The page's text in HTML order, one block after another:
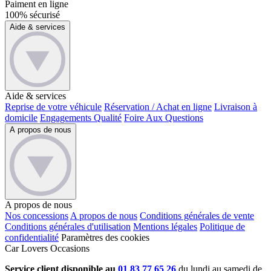
Paiment en ligne
100% sécurisé
Aide & services
Aide & services
Reprise de votre véhicule Réservation / Achat en ligne Livraison à
domicile Engagements Qualité Foire Aux Questions
A propos de nous
A propos de nous
Nos concessions A propos de nous Conditions générales de vente
Conditions générales d'utilisation Mentions légales Politique de
confidentialité Paramètres des cookies
Car Lovers Occasions
Service client disponible au 01 83 77 65 26 du lundi au samedi de